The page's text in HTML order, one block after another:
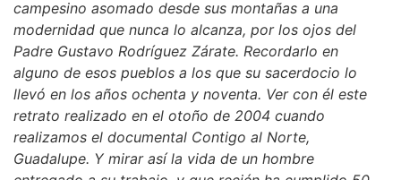
campesino asomado desde sus montañas a una
modernidad que nunca lo alcanza, por los ojos del
Padre Gustavo Rodríguez Zárate. Recordarlo en
alguno de esos pueblos a los que su sacerdocio lo
llevó en los años ochenta y noventa. Ver con él este
retrato realizado en el otoño de 2004 cuando
realizamos el documental Contigo al Norte,
Guadalupe. Y mirar así la vida de un hombre